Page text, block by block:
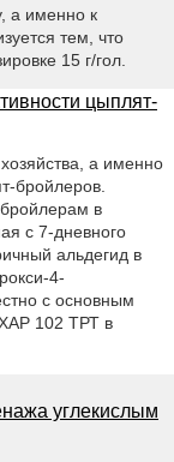
а именно к
тем, что
15 г/гол.
цыплят-
а именно
бройлеров.
в
с 7-дневного
альдегид в
4-
с основным
102 ТРТ в
углекислым